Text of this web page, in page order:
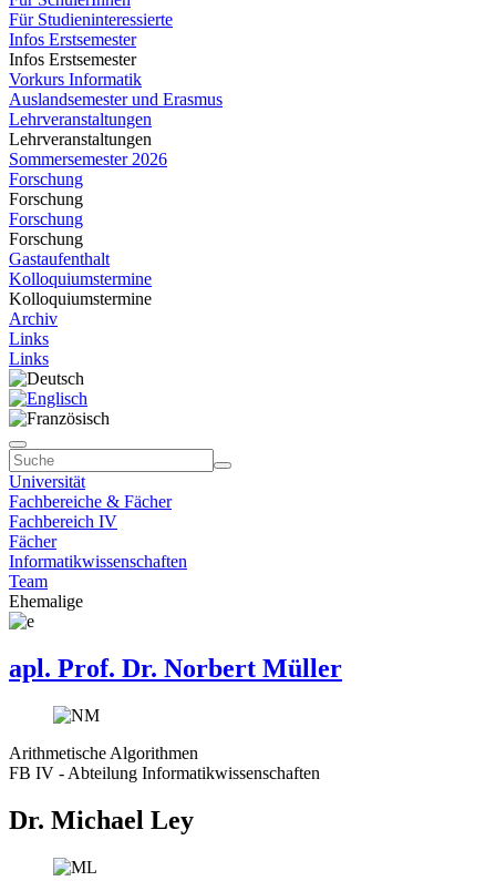
Für Studieninteressierte
Infos Erstsemester
Infos Erstsemester
Vorkurs Informatik
Auslandsemester und Erasmus
Lehrveranstaltungen
Lehrveranstaltungen
Sommersemester 2026
Forschung
Forschung
Forschung
Forschung
Gastaufenthalt
Kolloquiumstermine
Kolloquiumstermine
Archiv
Links
Links
Universität
Fachbereiche & Fächer
Fachbereich IV
Fächer
Informatikwissenschaften
Team
Ehemalige
apl. Prof. Dr. Norbert Müller
Arithmetische Algorithmen
FB IV - Abteilung Informatikwissenschaften
Dr. Michael Ley